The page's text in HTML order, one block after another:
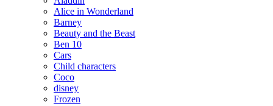
Alice in Wonderland
Barney
Beauty and the Beast
Ben 10
Cars
Child characters
Coco
disney
Frozen